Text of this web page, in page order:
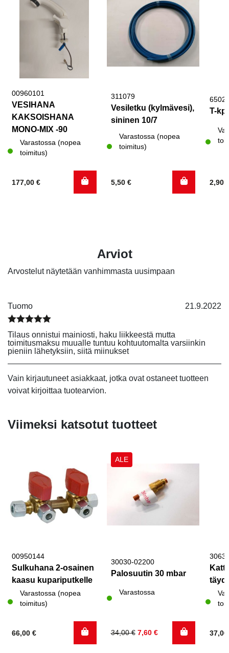
00960101
VESIHANA
KAKSOISHANA
MONO-MIX -90
Varastossa (nopea
toimitus)
177,00 €
311079
Vesiletku (kylmävesi),
sininen 10/7
Varastossa (nopea
toimitus)
5,50 €
T-
2,90
Arviot
Arvostelut näytetään vanhimmasta uusimpaan
Arvostelu tuotteesta: / 5
Tuomo 21.9.2022
Tilaus onnistui mainiosti, haku liikkeestä mutta
toimitusmaksu muualle tuntuu kohtuutomalta varsiinkin
pieniin lähetyksiin, siitä miinukset
Vain kirjautuneet asiakkaat, jotka ovat ostaneet tuotteen
voivat kirjoittaa tuotearvion.
Viimeksi katsotut tuotteet
00950144
Sulkuhana 2-osainen
kaasu kupariputkelle
Varastossa (nopea
toimitus)
66,00 €
ALE
30030-02200
Palosuutin 30 mbar
Varastossa
34,00€
Alkuperäinen
7,60 €
Nykyinen